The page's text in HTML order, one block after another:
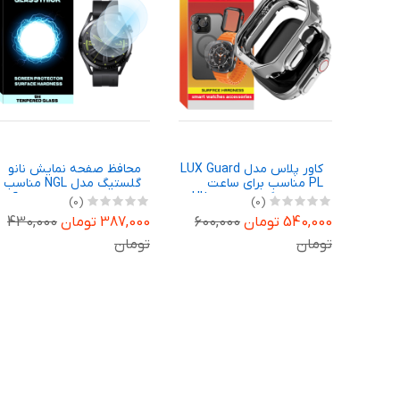
کاور پلاس مدل LUX Guard
PL مناسب برای ساعت
هوشمند گرین لاین Ultra
(0)
540,000 تومان
600,000
تومان
محافظ صفحه نمایش نانو
گلستیگ مدل NGL مناسب
برای ساعت هوشمند هوآوی
Watch GT 3 46mm بسته
سه عددی
(0)
387,000 تومان
430,000
تومان